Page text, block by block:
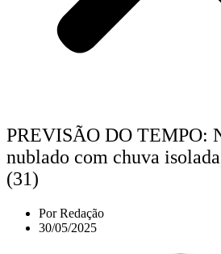
PREVISÃO DO TEMPO:
nublado com chuva
(31)
PorRedação
30/05/2025